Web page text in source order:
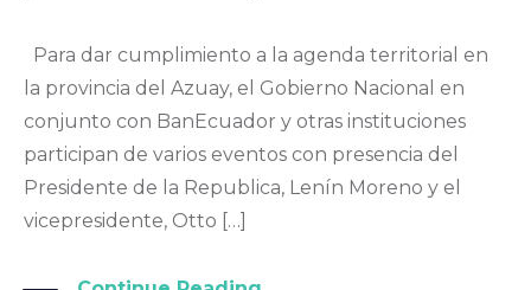
Para dar cumplimiento a la agenda territorial en
la provincia del Azuay, el Gobierno Nacional en
conjunto con BanEcuador y otras instituciones
participan de varios eventos con presencia del
Presidente de la Republica, Lenín Moreno y el
vicepresidente, Otto […]